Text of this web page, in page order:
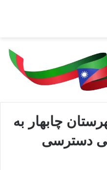
چابهار به
دسترسی